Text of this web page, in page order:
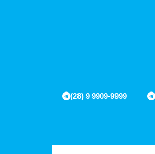
(28) 9 9909-9999